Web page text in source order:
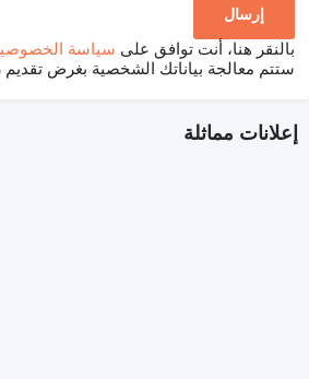
بالنقر هنا، أنت توافق على سياسة
ستتم معالجة بياناتك الشخصية بغرض
إعلانات مماثلة